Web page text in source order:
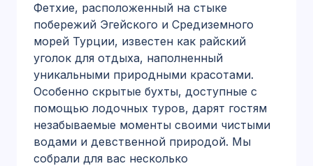
Фетхие, расположенный на стыке
побережий Эгейского и Средиземного
морей Турции, известен как райский
уголок для отдыха, наполненный
уникальными природными красотами.
Особенно скрытые бухты, доступные с
помощью лодочных туров, дарят гостям
незабываемые моменты своими чистыми
водами и девственной природой. Мы
собрали для вас несколько